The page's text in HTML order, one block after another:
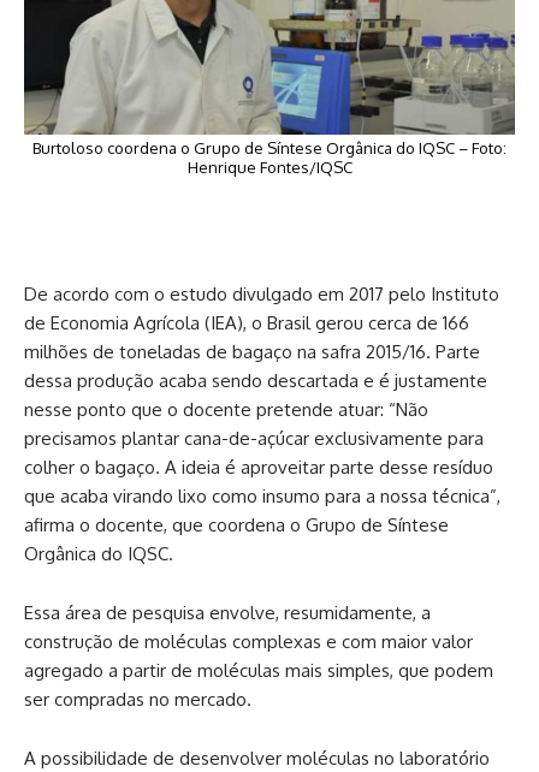
Burtoloso coordena o Grupo de Síntese Orgânica do IQSC – Foto:
Henrique Fontes/IQSC
De acordo com o estudo divulgado em 2017 pelo Instituto
de Economia Agrícola (IEA), o Brasil gerou cerca de 166
milhões de toneladas de bagaço na safra 2015/16. Parte
dessa produção acaba sendo descartada e é justamente
nesse ponto que o docente pretende atuar: “Não
precisamos plantar cana-de-açúcar exclusivamente para
colher o bagaço. A ideia é aproveitar parte desse resíduo
que acaba virando lixo como insumo para a nossa técnica”,
afirma o docente, que coordena o Grupo de Síntese
Orgânica do IQSC.
Essa área de pesquisa envolve, resumidamente, a
construção de moléculas complexas e com maior valor
agregado a partir de moléculas mais simples, que podem
ser compradas no mercado.
A possibilidade de desenvolver moléculas no laboratório